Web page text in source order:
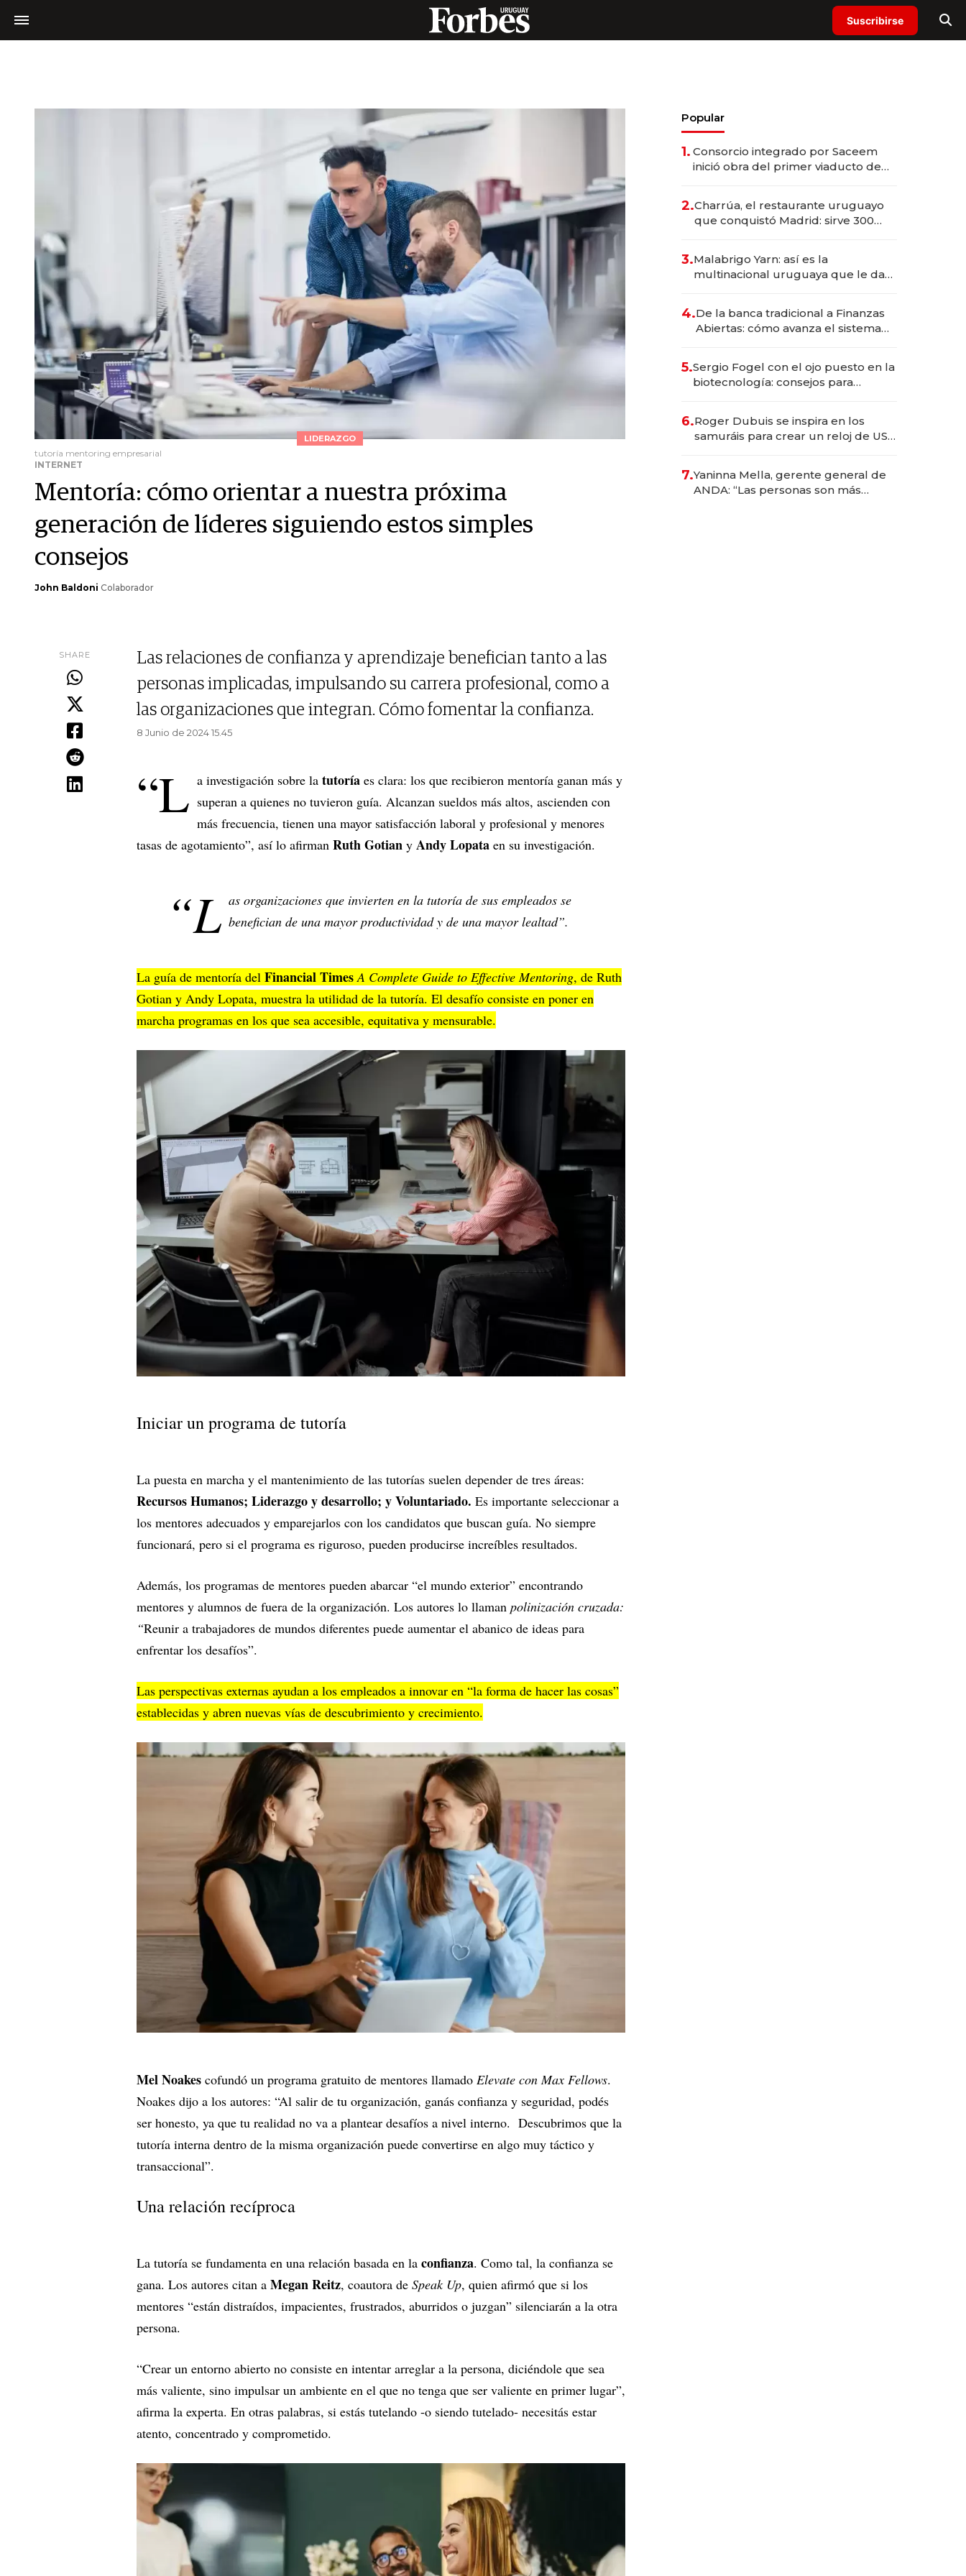
Suscribirse
LIDERAZGO
tutoría mentoring empresarial
INTERNET
Mentoría: cómo orientar a nuestra próxima
generación de líderes siguiendo estos simples
consejos
John Baldoni Colaborador
SHARE
Las relaciones de confianza y aprendizaje benefician tanto a las
personas implicadas, impulsando su carrera profesional, como a
las organizaciones que integran. Cómo fomentar la confianza.
8 Junio de 2024 15.45
“L a investigación sobre la tutoría es clara: los que recibieron mentoría ganan más y
superan a quienes no tuvieron guía. Alcanzan sueldos más altos, ascienden con
más frecuencia, tienen una mayor satisfacción laboral y profesional y menores
tasas de agotamiento”, así lo afirman Ruth Gotian y Andy Lopata en su investigación.
“L as organizaciones que invierten en la tutoría de sus empleados se
benefician de una mayor productividad y de una mayor lealtad”.
La guía de mentoría del Financial TimesA Complete Guide to Effective Mentoring, de Ruth
Gotian y Andy Lopata, muestra la utilidad de la tutoría. El desafío consiste en poner en
marcha programas en los que sea accesible, equitativa y mensurable.
Iniciar un programa de tutoría
La puesta en marcha y el mantenimiento de las tutorías suelen depender de tres áreas:
Recursos Humanos; Liderazgo y desarrollo; y Voluntariado. Es importante seleccionar a
los mentores adecuados y emparejarlos con los candidatos que buscan guía. No siempre
funcionará, pero si el programa es riguroso, pueden producirse increíbles resultados.
Además, los programas de mentores pueden abarcar “el mundo exterior” encontrando
mentores y alumnos de fuera de la organización. Los autores lo llaman polinización cruzada:
“Reunir a trabajadores de mundos diferentes puede aumentar el abanico de ideas para
enfrentar los desafíos”.
Las perspectivas externas ayudan a los empleados a innovar en “la forma de hacer las cosas”
establecidas y abren nuevas vías de descubrimiento y crecimiento.
Mel Noakes cofundó un programa gratuito de mentores llamado Elevate con Max Fellows.
Noakes dijo a los autores: “Al salir de tu organización, ganás confianza y seguridad, podés
ser honesto, ya que tu realidad no va a plantear desafíos a nivel interno. Descubrimos que la
tutoría interna dentro de la misma organización puede convertirse en algo muy táctico y
transaccional”.
Una relación recíproca
La tutoría se fundamenta en una relación basada en la confianza. Como tal, la confianza se
gana. Los autores citan a Megan Reitz, coautora de Speak Up, quien afirmó que si los
mentores “están distraídos, impacientes, frustrados, aburridos o juzgan” silenciarán a la otra
persona.
“Crear un entorno abierto no consiste en intentar arreglar a la persona, diciéndole que sea
más valiente, sino impulsar un ambiente en el que no tenga que ser valiente en primer lugar”,
afirma la experta. En otras palabras, si estás tutelando -o siendo tutelado- necesitás estar
atento, concentrado y comprometido.
Popular
1. Consorcio integrado por Saceem
inició obra del primer viaducto de
millones
2.Charrúa, el restaurante uruguayo
que conquistó Madrid: sirve 300
prepara apertura
3.Malabrigo Yarn: así es la
multinacional uruguaya que le da
4.De la banca tradicional a Finanzas
Abiertas: cómo avanza el sistema
5.Sergio Fogel con el ojo puesto en la
biotecnología: consejos para
6.Roger Dubuis se inspira en los
samuráis para crear un reloj de US$
7.Yaninna Mella, gerente general de
ANDA: “Las personas son más